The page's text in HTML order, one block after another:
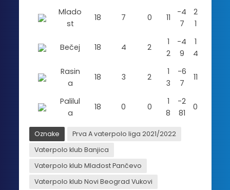
Mlado
st
18 7 0 11
-4
7
2
1
Bečej 18 4 2
1
2
-4
9
1
4
Rasin
a
18 3 2
1
3
-6
7
11
Palilul
a
18 0 0
1
8
-2
81
0
Oznake
Prva A vaterpolo liga 2021/2022
Vaterpolo klub Banjica
Vaterpolo klub Mladost Pančevo
Vaterpolo klub Novi Beograd Vukovi